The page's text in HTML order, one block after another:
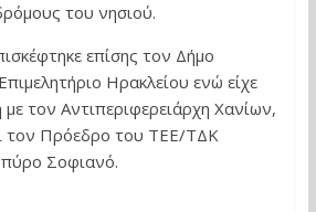
του νησιού.
επίσης τον Δήμο
Ηρακλείου ενώ είχε
τον Αντιπεριφερειάρχη Χανίων,
τον Πρόεδρο του ΤΕΕ/ΤΔΚ
Σοφιανό.